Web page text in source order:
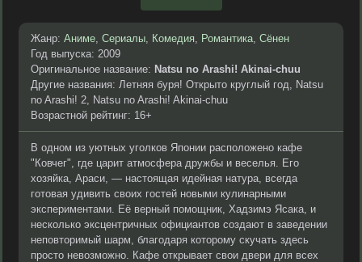
Жанр: Аниме, Сериалы, Комедия, Романтика, Сёнен
Год выпуска: 2009
Оригинальное название: Natsu no Arashi! Akinai-chuu
Другие названия: Летняя буря! Открыто круглый год, Natsu
no Arashi! 2, Natsu no Arashi! Akinai-chuu
Возрастной рейтинг: 16+
В одном из уютных уголков Японии расположено кафе
"Ковчег", где царит атмосфера дружбы и веселья. Его
хозяйка, Араси, — настоящая идейная натура, всегда
готовая удивить своих гостей новыми кулинарными
экспериментами. Её верный помощник, Хадзимэ Ясака, и
несколько эксцентричных официантов создают в заведении
неповторимый шарм, благодаря которому скучать здесь
просто невозможно. Кафе открывает свои двери для всех